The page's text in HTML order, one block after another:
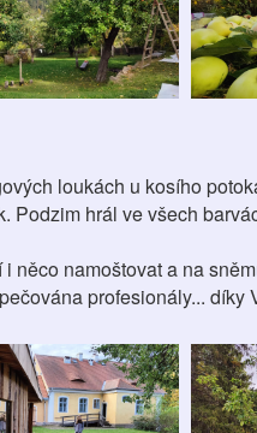
loukách u kosího
Podzim hrál ve všech
něco namoštovat a na
profesionály... díky